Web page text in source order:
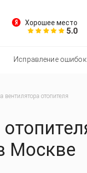
Хорошее место
5.0
Исправление ошибок
вентилятора отопителя
Москве